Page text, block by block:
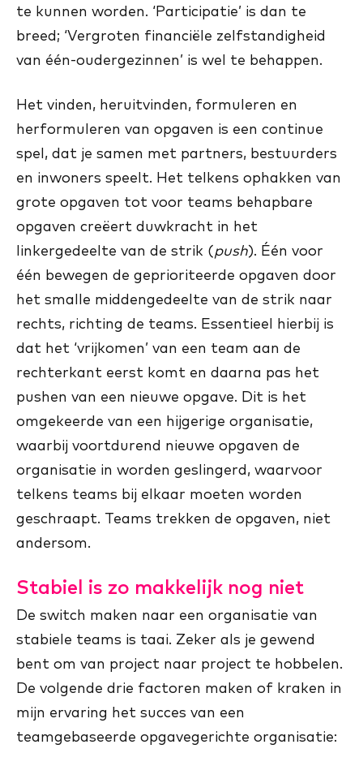
te kunnen worden. ‘Participatie’ is dan te
breed; ‘Vergroten financiële zelfstandigheid
van één-oudergezinnen’ is wel te behappen.
Het vinden, heruitvinden, formuleren en
herformuleren van opgaven is een continue
spel, dat je samen met partners, bestuurders
en inwoners speelt. Het telkens ophakken van
grote opgaven tot voor teams behapbare
opgaven creëert duwkracht in het
linkergedeelte van de strik (push). Één voor
één bewegen de geprioriteerde opgaven door
het smalle middengedeelte van de strik naar
rechts, richting de teams. Essentieel hierbij is
dat het ‘vrijkomen’ van een team aan de
rechterkant eerst komt en daarna pas het
pushen van een nieuwe opgave. Dit is het
omgekeerde van een hijgerige organisatie,
waarbij voortdurend nieuwe opgaven de
organisatie in worden geslingerd, waarvoor
telkens teams bij elkaar moeten worden
geschraapt. Teams trekken de opgaven, niet
andersom.
Stabiel is zo makkelijk nog niet
De switch maken naar een organisatie van
stabiele teams is taai. Zeker als je gewend
bent om van project naar project te hobbelen.
De volgende drie factoren maken of kraken in
mijn ervaring het succes van een
teamgebaseerde opgavegerichte organisatie: